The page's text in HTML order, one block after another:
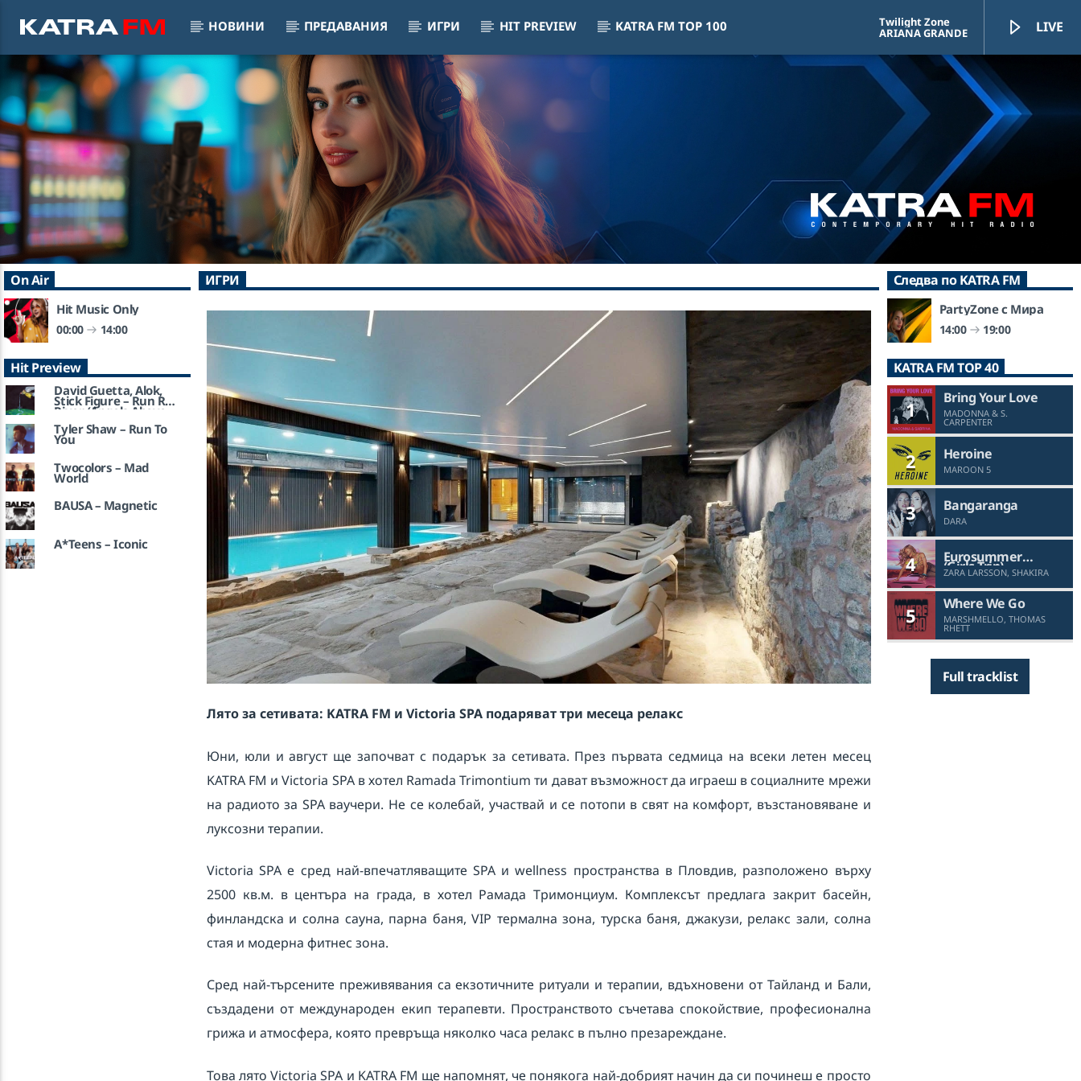
НОВИНИ ПРЕДАВАНИЯ ИГРИ HIT PREVIEW KATRA FM TOP 100 LIVE
Twilight Zone
ARIANA GRANDE
KATRA FM Live
♫ 192 kbps
Twilight Zone
ARIANA GRANDE
On Air
Hit Music Only
00:00 14:00
Hit Preview
David Guetta, Alok,
Stick Figure – Run Run
River (Angels Above
Me)
Tyler Shaw – Run To
You
Twocolors – Mad
World
BAUSA – Magnetic
A*Teens – Iconic
ИГРИ
Лято за сетивата: KATRA FM и Victoria SPA подаряват три месеца релакс
Юни, юли и август ще започват с подарък за сетивата. През първата седмица на всеки летен месец
KATRA FM и Victoria SPA в хотел Ramada Trimontium ти дават възможност да играеш в социалните мрежи
на радиото за SPA ваучери. Не се колебай, участвай и се потопи в свят на комфорт, възстановяване и
луксозни терапии.
Victoria SPA е сред най-впечатляващите SPA и wellness пространства в Пловдив, разположено върху
2500 кв.м. в центъра на града, в хотел Рамада Тримонциум. Комплексът предлага закрит басейн,
финландска и солна сауна, парна баня, VIP термална зона, турска баня, джакузи, релакс зали, солна
стая и модерна фитнес зона.
Сред най-търсените преживявания са екзотичните ритуали и терапии, вдъхновени от Тайланд и Бали,
създадени от международен екип терапевти. Пространството съчетава спокойствие, професионална
грижа и атмосфера, която превръща няколко часа релакс в пълно презареждане.
Това лято Victoria SPA и KATRA FM ще напомнят, че понякога най-добрият начин да си починеш е просто
Следва по KATRA FM
PartyZone с Мира
14:00 19:00
KATRA FM TOP 40
1 Bring Your Love
MADONNA & S.
CARPENTER
2 Heroine
MAROON 5
3 Bangaranga
DARA
4 Eurosummer
(Girls Trip)
ZARA LARSSON, SHAKIRA
5 Where We Go
MARSHMELLO, THOMAS
RHETT
Full tracklist